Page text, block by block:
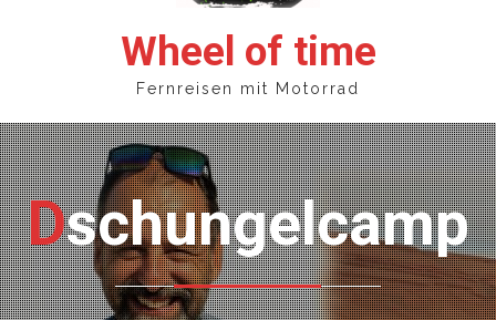
Wheel of time
Fernreisen mit Motorrad
Dschungelcamp